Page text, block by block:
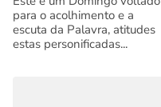
para o acolhimento e a
escuta da Palavra, atitudes
estas personificadas...